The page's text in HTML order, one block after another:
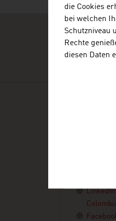
Edificio
die Cookies
bei welchen
Schutzniveau
Rechte
diesen Daten